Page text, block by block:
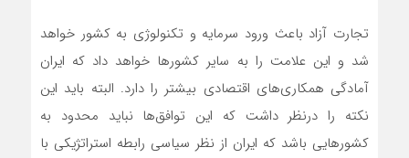
تجارت آزاد باعث ورود سرمایه و تکنولوژی به کشور خواهد
شد و این علامت را به سایر کشورها خواهد داد که ایران
آمادگی همکاری‌های اقتصادی بیشتر را دارد. البته باید این
نکته را درنظر داشت که این توافق‌ها نباید محدود به
کشورهایی باشد که ایران از نظر سیاسی رابطه استراتژیکی با